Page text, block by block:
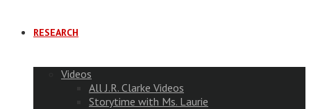
RESEARCH
Videos
All J.R. Clarke Videos
Storytime with Ms. Laurie